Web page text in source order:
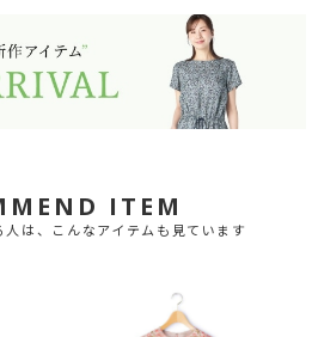
ITEM
は、こんなアイテムも見ています